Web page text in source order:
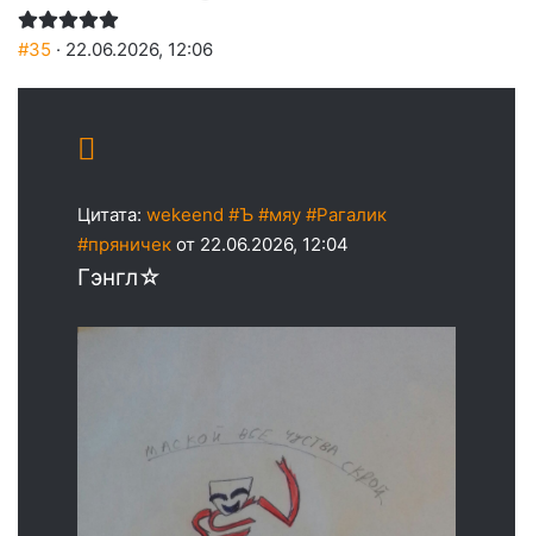
#35 · 22.06.2026, 12:06
Цитата: wekeend #Ъ #мяу #Рагалик
#пряничек от 22.06.2026, 12:04
Гэнгл☆